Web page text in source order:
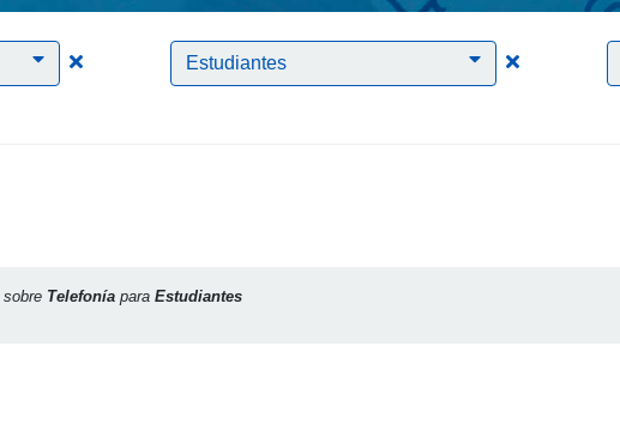
Clic para borrar el filtro Telefonía
Estudiantes Clic para
sobre Telefonía para Estudiantes